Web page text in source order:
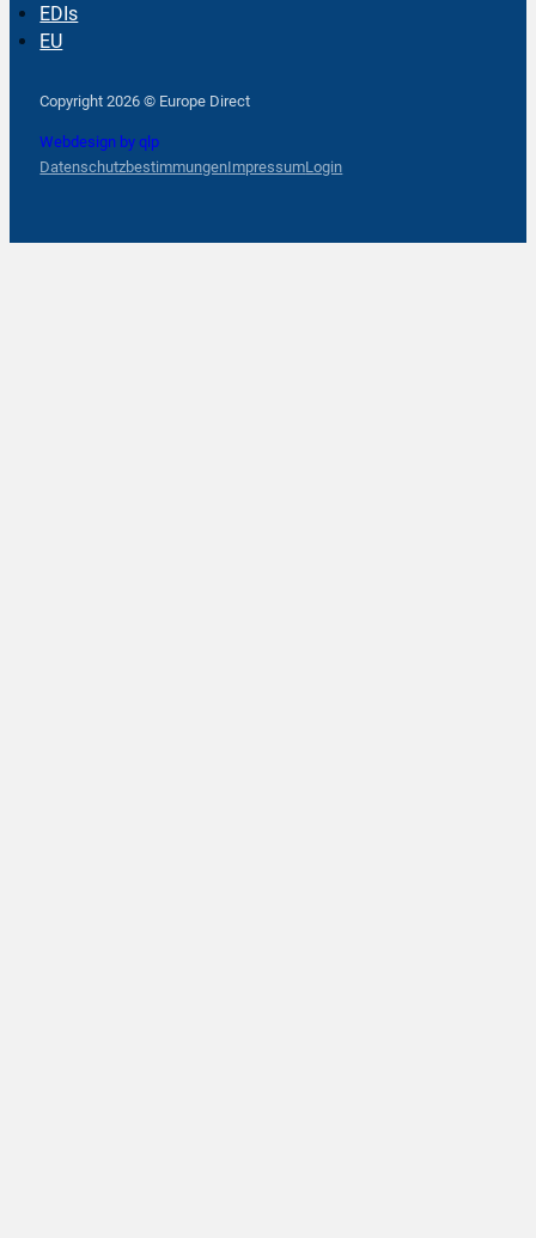
EDIs
EU
Copyright 2026 © Europe Direct
Webdesign by qlp
DatenschutzbestimmungenImpressumLogin